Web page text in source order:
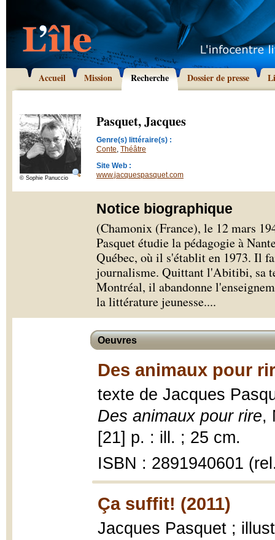
Accueil Mission Recherche Dossier de presse
© Sophie Panuccio
Pasquet, Jacques
Genre(s) littéraire(s) :
Conte, Théâtre
Site Web :
www.jacquespasquet.com
Notice biographique
(Chamonix (France), le 12 mars
Pasquet étudie la pédagogie à
Québec, où il s'établit en 1973. Il
journalisme. Quittant l'Abitibi, sa
Montréal, il abandonne
la littérature jeunesse....
Oeuvres
Des animaux pour
texte de Jacques
Des animaux pour rire,
[21] p. : ill. ; 25 cm.
ISBN : 2891940601
Ça suffit! (2011)
Jacques Pasquet ;